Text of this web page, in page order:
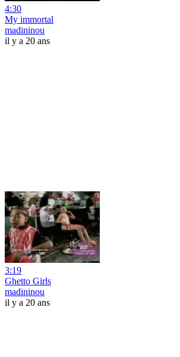
4:30
My immortal
madininou
il y a 20 ans
3:19
Ghetto Girls
madininou
il y a 20 ans